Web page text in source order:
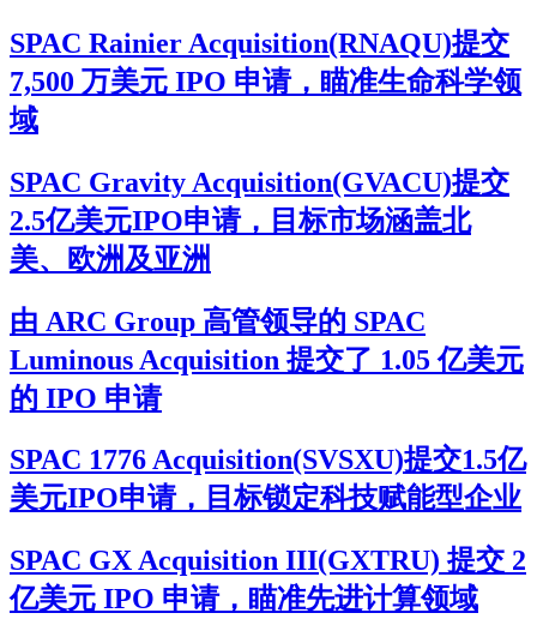
SPAC Rainier Acquisition(RNAQU)提交
7,500 万美元 IPO 申请，瞄准生命科学领
域
SPAC Gravity Acquisition(GVACU)提交
2.5亿美元IPO申请，目标市场涵盖北
美、欧洲及亚洲
由 ARC Group 高管领导的 SPAC
Luminous Acquisition 提交了 1.05 亿美元
的 IPO 申请
SPAC 1776 Acquisition(SVSXU)提交1.5亿
美元IPO申请，目标锁定科技赋能型企业
SPAC GX Acquisition III(GXTRU) 提交 2
亿美元 IPO 申请，瞄准先进计算领域